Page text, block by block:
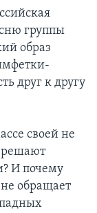
группы
образ
друг к другу
своей не
решают
И почему
обращает